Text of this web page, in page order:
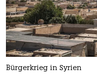
Bürgerkrieg in Syrien